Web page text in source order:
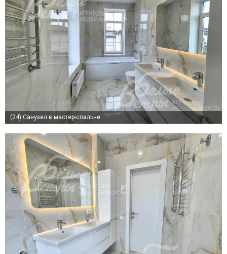
(24) Санузел в мастер-спальне.